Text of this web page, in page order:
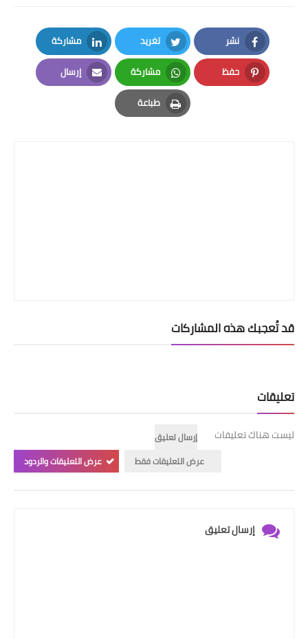
نشر
Facebook
تغريد
Twitter
مشاركة
LinkedIn
حفظ
Pinterest
مشاركة
Whatsapp
إرسال
Email
طباعة
Print
قد تُعجبك هذه المشاركات
تعليقات
ليست هناك تعليقات
إرسال تعليق
عرض التعليقات فقط
عرض التعليقات والردود
إرسال تعليق